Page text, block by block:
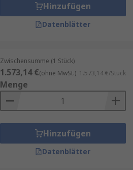
Hinzufügen
Datenblätter
Zwischensumme (1 Stück)
1.573,14 €(ohne MwSt.) 1.573,14 €/Stück
Menge
Hinzufügen
Datenblätter